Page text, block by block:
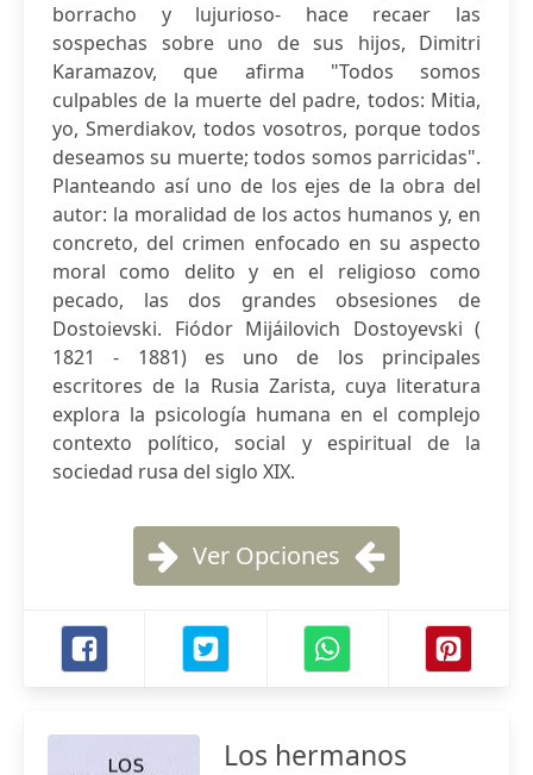
borracho y lujurioso- hace recaer las
sospechas sobre uno de sus hijos, Dimitri
Karamazov, que afirma "Todos somos
culpables de la muerte del padre, todos: Mitia,
yo, Smerdiakov, todos vosotros, porque todos
deseamos su muerte; todos somos parricidas".
Planteando así uno de los ejes de la obra del
autor: la moralidad de los actos humanos y, en
concreto, del crimen enfocado en su aspecto
moral como delito y en el religioso como
pecado, las dos grandes obsesiones de
Dostoievski. Fiódor Mijáilovich Dostoyevski (
1821 - 1881) es uno de los principales
escritores de la Rusia Zarista, cuya literatura
explora la psicología humana en el complejo
contexto político, social y espiritual de la
sociedad rusa del siglo XIX.
Ver Opciones
Los hermanos